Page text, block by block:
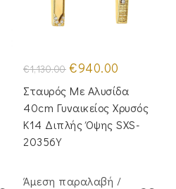
€1,130.00 Original
price
was:
€1,130.00.
€940.00
τιμή
είναι:
€940.00.
Σταυρός Με Αλυσίδα
40cm Γυναικείος Χρυσός
Κ14 Διπλής Όψης SXS-
20356Y
Άμεση παραλαβή /